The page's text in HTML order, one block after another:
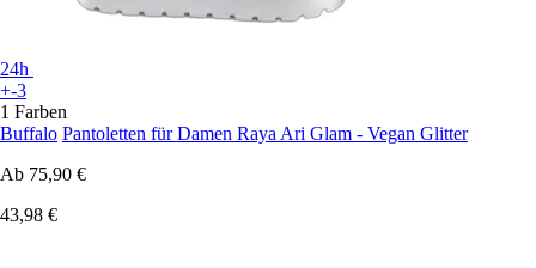
24h
+-3
1 Farben
Buffalo Pantoletten für Damen Raya Ari Glam - Vegan Glitter
Ab 75,90 €
43,98 €